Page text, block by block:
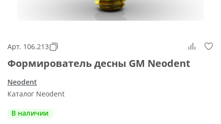
Арт. 106.213
Формирователь десны GM Neodent
Neodent
Каталог Neodent
В наличии